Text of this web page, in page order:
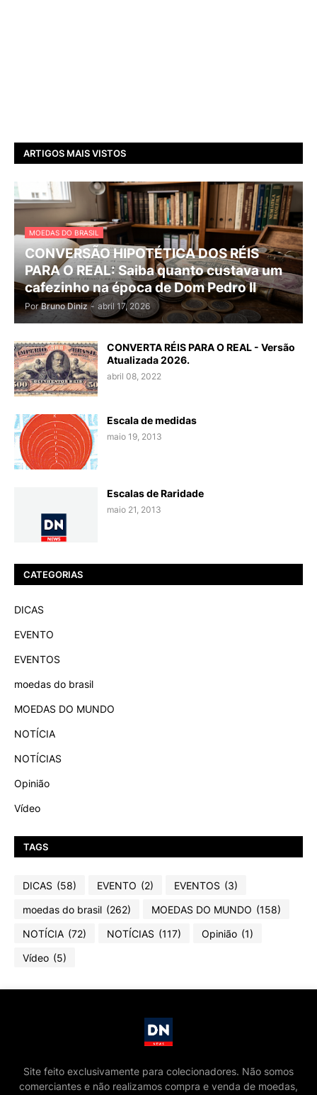
ARTIGOS MAIS VISTOS
MOEDAS DO BRASIL
CONVERSÃO HIPOTÉTICA DOS RÉIS
PARA O REAL: Saiba quanto custava um
cafezinho na época de Dom Pedro II
Por Bruno Diniz - abril 17, 2026
CONVERTA RÉIS PARA O REAL - Versão
Atualizada 2026.
abril 08, 2022
Escala de medidas
maio 19, 2013
Escalas de Raridade
maio 21, 2013
CATEGORIAS
DICAS
EVENTO
EVENTOS
moedas do brasil
MOEDAS DO MUNDO
NOTÍCIA
NOTÍCIAS
Opinião
Vídeo
TAGS
DICAS (58) EVENTO (2) EVENTOS (3)
moedas do brasil (262) MOEDAS DO MUNDO (158)
NOTÍCIA (72) NOTÍCIAS (117) Opinião (1)
Vídeo (5)
Site feito exclusivamente para colecionadores. Não somos
comerciantes e não realizamos compra e venda de moedas,